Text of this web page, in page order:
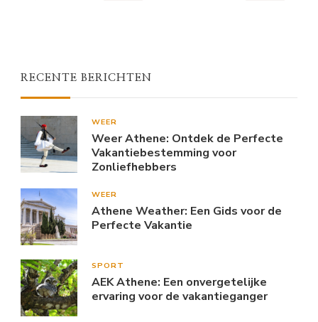
RECENTE BERICHTEN
WEER
Weer Athene: Ontdek de Perfecte
Vakantiebestemming voor
Zonliefhebbers
WEER
Athene Weather: Een Gids voor de
Perfecte Vakantie
SPORT
AEK Athene: Een onvergetelijke
ervaring voor de vakantieganger